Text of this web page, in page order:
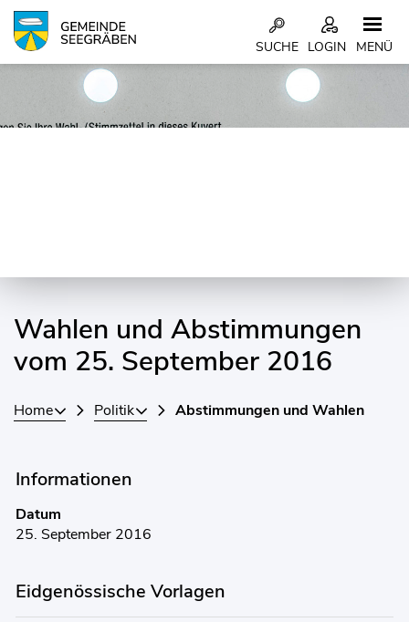
Kopfzeile
LOGIN
SUCHE MENÜ
Wahlen und Abstimmungen
vom 25. September 2016
Home Politik Abstimmungen und Wahlen
Informationen
Datum
25. September 2016
Eidgenössische Vorlagen